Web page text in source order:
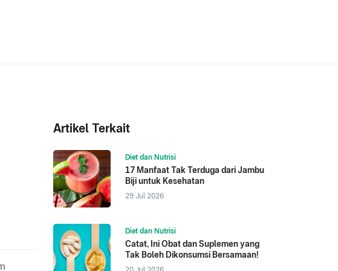
Artikel Terkait
Diet dan Nutrisi
17 Manfaat Tak Terduga dari Jambu
Biji untuk Kesehatan
29 Jul 2026
Diet dan Nutrisi
Catat, Ini Obat dan Suplemen yang
Tak Boleh Dikonsumsi Bersamaan!